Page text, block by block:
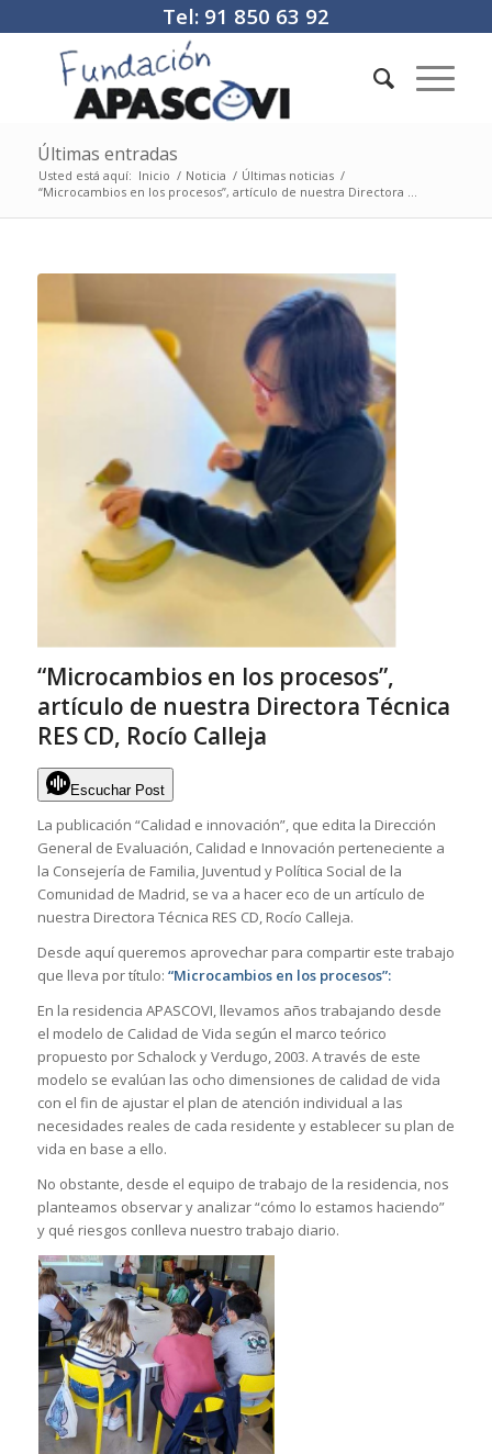
Tel: 91 850 63 92
Últimas entradas
Usted está aquí: Inicio / Noticia / Últimas noticias /
“Microcambios en los procesos”, artículo de nuestra Directora ...
“Microcambios en los procesos”,
artículo de nuestra Directora Técnica
RES CD, Rocío Calleja
Escuchar Post
La publicación “Calidad e innovación”, que edita la Dirección
General de Evaluación, Calidad e Innovación perteneciente a
la Consejería de Familia, Juventud y Política Social de la
Comunidad de Madrid, se va a hacer eco de un artículo de
nuestra Directora Técnica RES CD, Rocío Calleja.
Desde aquí queremos aprovechar para compartir este trabajo
que lleva por título: “Microcambios en los procesos”:
En la residencia APASCOVI, llevamos años trabajando desde
el modelo de Calidad de Vida según el marco teórico
propuesto por Schalock y Verdugo, 2003. A través de este
modelo se evalúan las ocho dimensiones de calidad de vida
con el fin de ajustar el plan de atención individual a las
necesidades reales de cada residente y establecer su plan de
vida en base a ello.
No obstante, desde el equipo de trabajo de la residencia, nos
planteamos observar y analizar “cómo lo estamos haciendo”
y qué riesgos conlleva nuestro trabajo diario.